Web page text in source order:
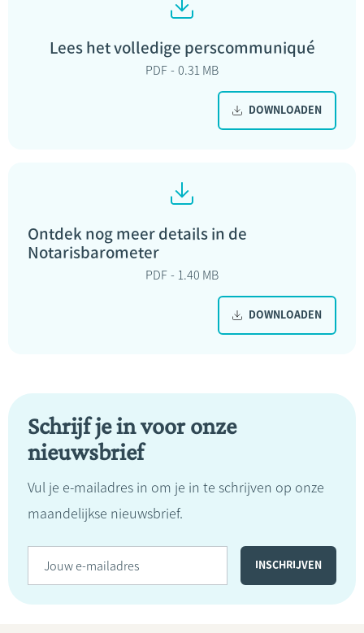
Lees het volledige perscommuniqué
PDF 0.31 MB
DOWNLOADEN
Ontdek nog meer details in de
Notarisbarometer
PDF 1.40 MB
DOWNLOADEN
Schrijf je in voor onze
nieuwsbrief
Vul je e-mailadres in om je in te schrijven op onze
maandelijkse nieuwsbrief.